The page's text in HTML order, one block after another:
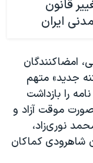
قانون
ایران
امضاکنندگان
جدید» متهم
را بازداشت
موقت آزاد و
نوری‌زاد،
کماکان